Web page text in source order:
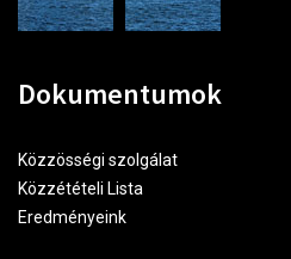
Dokumentumok
Közzösségi szolgálat
Közzétételi Lista
Eredményeink